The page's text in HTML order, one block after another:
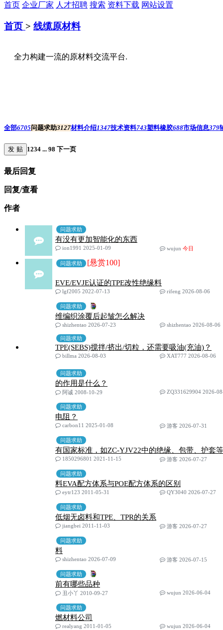
首页 企业厂家 人才招聘 搜索 资料下载 网站设置
首页 > 线缆原材料
全力构建一流的原材料交流平台.
全部6705问题求助3127材料介绍1347技术资料743塑料橡胶688市场信息379
发 贴 1234 ... 98 下一页
最后回复
回复/查看
作者
问题求助
有没有更加智能化的东西
ion1991 2025-01-09
wujun 今日
问题求助 [悬赏100]
EVE/EVJE认证的TPE改性绝缘料
lgf2005 2022-07-13
rifeng 2026-08-06
问题求助
维编织涂覆后起皱怎么解决
shizhentao 2026-07-23
shizhentao 2026-08-06
问题求助
TPE(SEBS)搅拌/挤出/切粒，还需要吸油(充油)？
billma 2026-08-03
XAT777 2026-08-06
问题求助
的作用是什么？
阿诚 2008-10-29
ZQ331629904 2026-
问题求助
电阻？
carbon11 2025-01-08
游客 2026-07-31
问题求助
有国家标准，如ZC-YJV22中的绝缘、包带、护套
1850296801 2021-11-15
游客 2026-07-27
问题求助
料EVA配方体系与POE配方体系的区别
eytr123 2011-05-31
QY3040 2026-07-27
问题求助
低烟无卤料和TPE、TPR的关系
jiangbei 2011-11-03
游客 2026-07-27
问题求助
料
shizhentao 2026-07-09
游客 2026-07-15
问题求助
前有哪些品种
丑小丫 2010-09-27
wujun 2026-06-04
问题求助
燃材料公司
realyang 2011-01-05
wujun 2026-06-04